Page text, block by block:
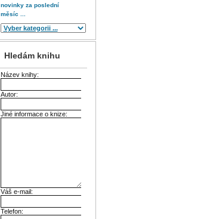
novinky za poslední
měsíc ...
Hledám knihu
Název knihy:
Autor:
Jiné informace o knize:
Váš e-mail:
Telefon: